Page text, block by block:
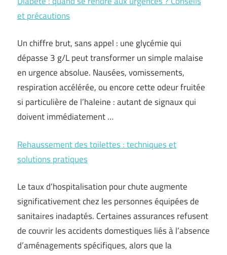
et précautions
Un chiffre brut, sans appel : une glycémie qui
dépasse 3 g/L peut transformer un simple malaise
en urgence absolue. Nausées, vomissements,
respiration accélérée, ou encore cette odeur fruitée
si particulière de l’haleine : autant de signaux qui
doivent immédiatement …
Rehaussement des toilettes : techniques et
solutions pratiques
Le taux d’hospitalisation pour chute augmente
significativement chez les personnes équipées de
sanitaires inadaptés. Certaines assurances refusent
de couvrir les accidents domestiques liés à l’absence
d’aménagements spécifiques, alors que la